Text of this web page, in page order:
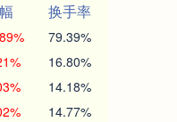
换手率
79.39%
16.80%
14.18%
14.77%